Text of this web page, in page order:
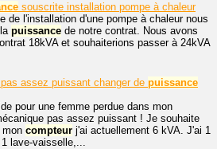
souscrite installation pompe à chaleur
de l'installation d'une pompe à chaleur nous
puissance de notre contrat. Nous avons
18kVA et souhaiterions passer à 24kVA
assez puissant changer de puissance
pour une femme perdue dans mon
pas assez puissant ! Je souhaite
mon compteur j'ai actuellement 6 kVA. J'ai 1
lave-vaisselle,...